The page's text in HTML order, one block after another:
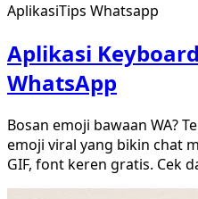
AplikasiTips Whatsapp
Aplikasi
WhatsApp
Bosan emoji bawaan WA?
emoji viral yang bikin chat
GIF, font keren gratis. Cek